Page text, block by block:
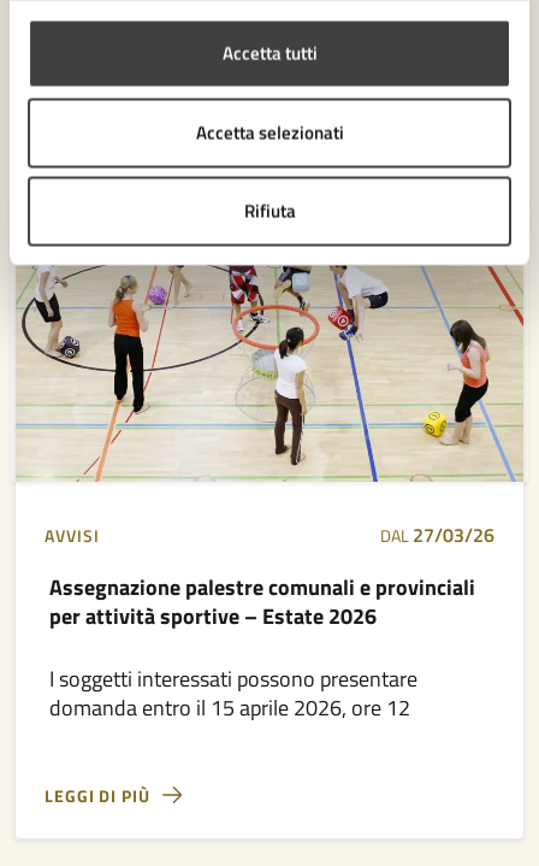
Accetta tutti
Accetta selezionati
Rifiuta
AVVISI DAL27/03/26
Assegnazione palestre comunali e provinciali
per attività sportive – Estate 2026
I soggetti interessati possono presentare
domanda entro il 15 aprile 2026, ore 12
LEGGI DI PIÙ